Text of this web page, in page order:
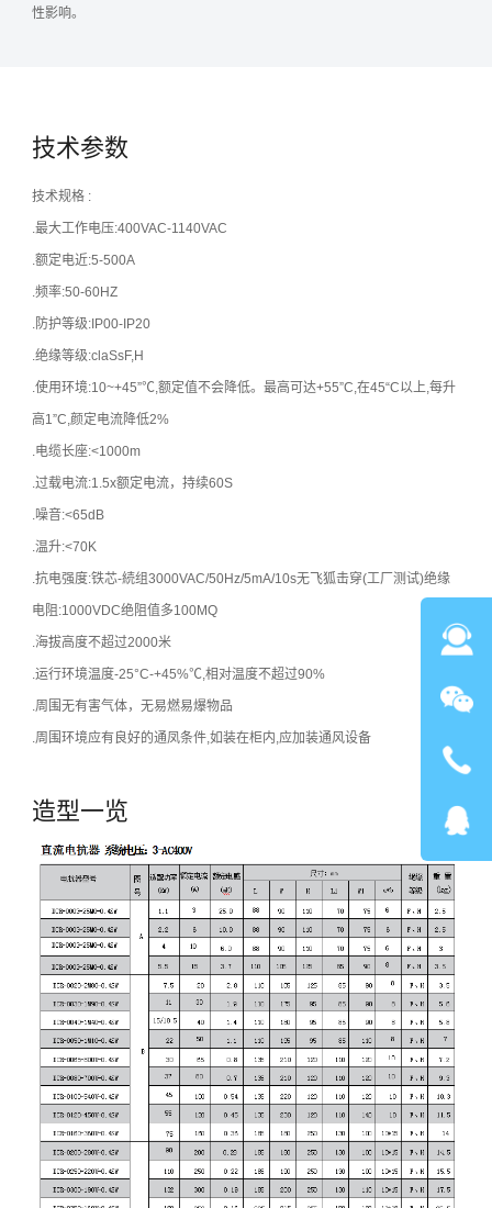
性影响。
技术参数
技术规格 :
.最大工作电压:400VAC-1140VAC
.额定电近:5-500A
.频率:50-60HZ
.防护等级:IP00-IP20
.绝缘等级:claSsF,H
.使用环境:10~+45”℃,额定值不会降低。最高可达+55”C,在45“C以上,每升
高1”C,颜定电流降低2%
.电缆长座:<1000m
.过载电流:1.5x额定电流，持续60S
.噪音:<65dB
.温升:<70K
.抗电强度:铁芯-続组3000VAC/50Hz/5mA/10s无飞狐击穿(工厂测试)绝缘
电阻:1000VDC绝阻值多100MQ
.海拔高度不超过2000米
.运行环境温度-25°C-+45%℃,相对温度不超过90%
.周围无有害气体，无易燃易爆物品
.周围环境应有良好的通凤条件,如装在柜内,应加装通风设备
造型一览